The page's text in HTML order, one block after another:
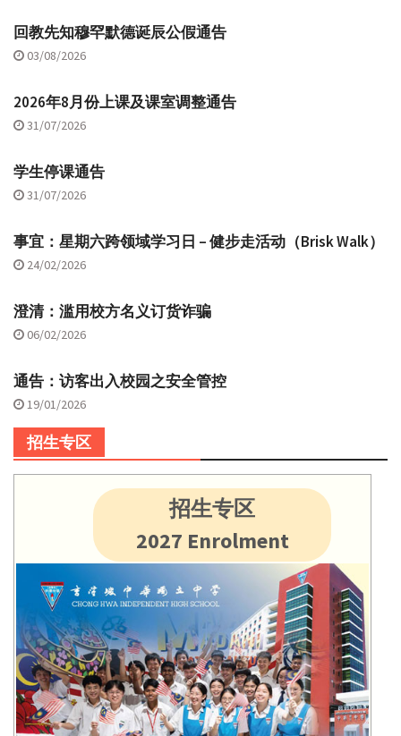
回教先知穆罕默德诞辰公假通告
03/08/2026
2026年8月份上课及课室调整通告
31/07/2026
学生停课通告
31/07/2026
事宜：星期六跨领域学习日 – 健步走活动（Brisk Walk）
24/02/2026
澄清：滥用校方名义订货诈骗
06/02/2026
通告：访客出入校园之安全管控
19/01/2026
招生专区
招生专区
2027 Enrolment